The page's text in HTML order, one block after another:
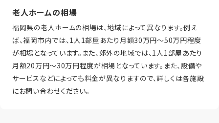
老人ホームの相場
福岡県の老人ホームの相場は、地域によって異なります。例え
ば、福岡市内では、1人1部屋あたり月額30万円～50万円程度
が相場となっています。また、郊外の地域では、1人1部屋あたり
月額20万円～30万円程度が相場となっています。また、設備や
サービスなどによっても料金が異なりますので、詳しくは各施設
にお問い合わせください。